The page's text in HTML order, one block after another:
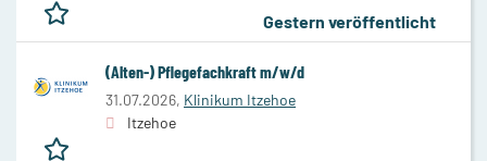
Gestern veröffentlicht
(Alten-) Pflegefachkraft m/w/d
31.07.2026, Klinikum Itzehoe
Itzehoe